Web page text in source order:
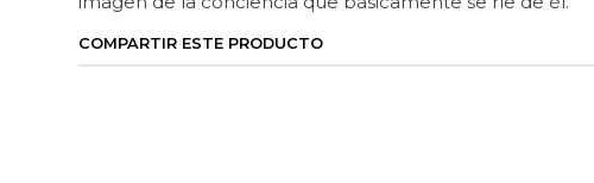
COMPARTIR ESTE PRODUCTO